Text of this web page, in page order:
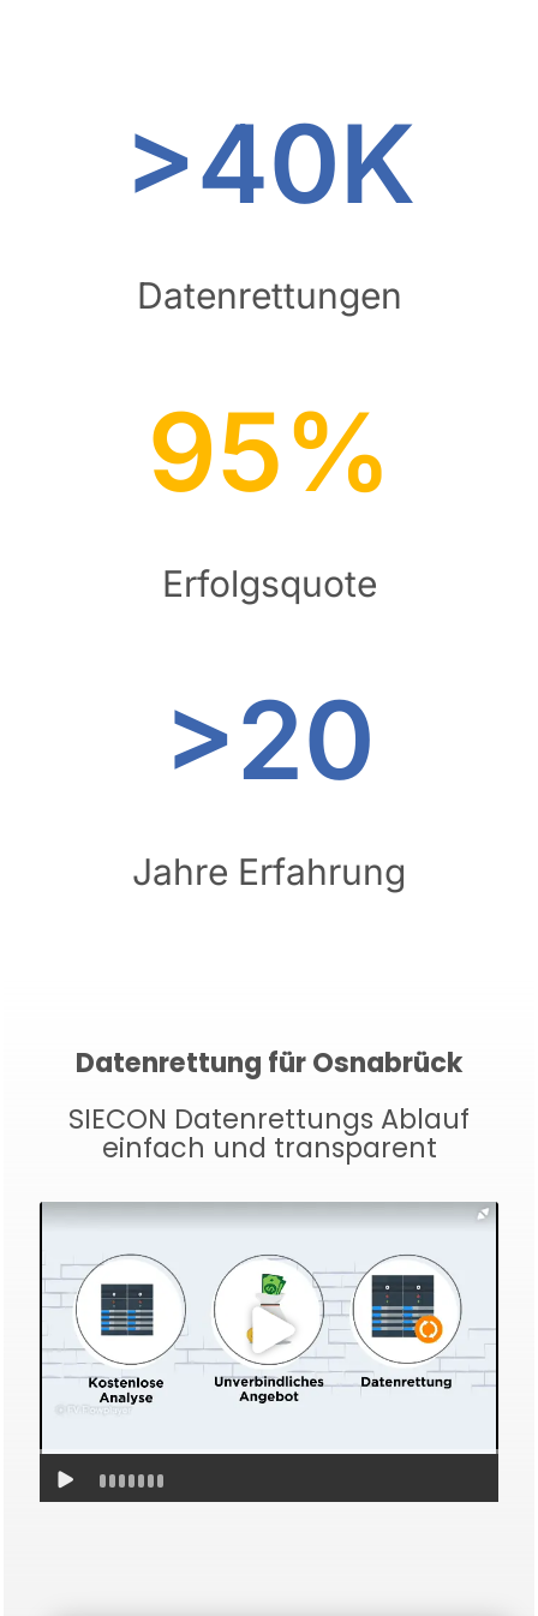
>40K
Datenrettungen
95%
Erfolgsquote
>20
Jahre Erfahrung
Datenrettung für Osnabrück
SIECON Datenrettungs Ablauf
einfach und transparent